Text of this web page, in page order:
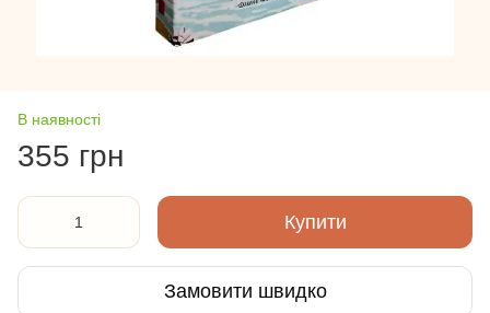
В наявності
355 грн
Купити
Замовити швидко